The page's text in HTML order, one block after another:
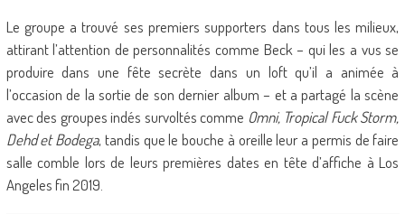
Le groupe a trouvé ses premiers supporters dans tous les milieux,
attirant l’attention de personnalités comme Beck – qui les a vus se
produire dans une fête secrète dans un loft qu’il a animée à
l’occasion de la sortie de son dernier album – et a partagé la scène
avec des groupes indés survoltés comme Omni, Tropical Fuck Storm,
Dehd et Bodega, tandis que le bouche à oreille leur a permis de faire
salle comble lors de leurs premières dates en tête d’affiche à Los
Angeles fin 2019.